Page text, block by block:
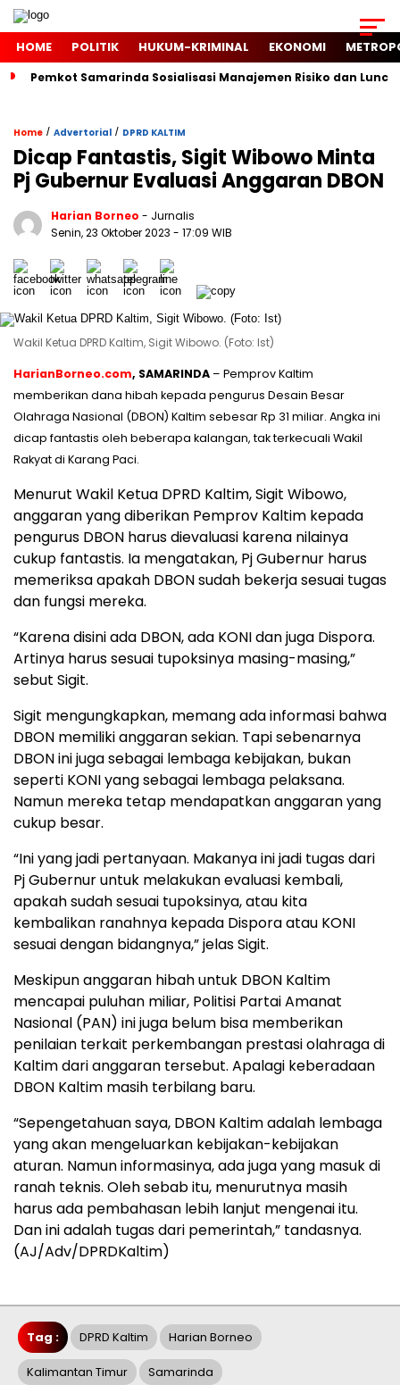
HOME POLITIK HUKUM-KRIMINAL EKONOMI
Pemkot Samarinda Sosialisasi Manajemen Risiko dan
Home / Advertorial / DPRD KALTIM
Dicap Fantastis, Sigit Wibowo Minta
Pj Gubernur Evaluasi Anggaran DBON
Harian Borneo - Jurnalis
Senin, 23 Oktober 2023 - 17:09 WIB
Wakil Ketua DPRD Kaltim, Sigit Wibowo. (Foto: Ist)
HarianBorneo.com, SAMARINDA – Pemprov Kaltim
memberikan dana hibah kepada pengurus Desain Besar
Olahraga Nasional (DBON) Kaltim sebesar Rp 31 miliar. Angka ini
dicap fantastis oleh beberapa kalangan, tak terkecuali Wakil
Rakyat di Karang Paci.
Menurut Wakil Ketua DPRD Kaltim, Sigit Wibowo,
anggaran yang diberikan Pemprov Kaltim kepada
pengurus DBON harus dievaluasi karena nilainya
cukup fantastis. Ia mengatakan, Pj Gubernur harus
memeriksa apakah DBON sudah bekerja sesuai tugas
dan fungsi mereka.
“Karena disini ada DBON, ada KONI dan juga Dispora.
Artinya harus sesuai tupoksinya masing-masing,”
sebut Sigit.
Sigit mengungkapkan, memang ada informasi bahwa
DBON memiliki anggaran sekian. Tapi sebenarnya
DBON ini juga sebagai lembaga kebijakan, bukan
seperti KONI yang sebagai lembaga pelaksana.
Namun mereka tetap mendapatkan anggaran yang
cukup besar.
“Ini yang jadi pertanyaan. Makanya ini jadi tugas dari
Pj Gubernur untuk melakukan evaluasi kembali,
apakah sudah sesuai tupoksinya, atau kita
kembalikan ranahnya kepada Dispora atau KONI
sesuai dengan bidangnya,” jelas Sigit.
Meskipun anggaran hibah untuk DBON Kaltim
mencapai puluhan miliar, Politisi Partai Amanat
Nasional (PAN) ini juga belum bisa memberikan
penilaian terkait perkembangan prestasi olahraga di
Kaltim dari anggaran tersebut. Apalagi keberadaan
DBON Kaltim masih terbilang baru.
“Sepengetahuan saya, DBON Kaltim adalah lembaga
yang akan mengeluarkan kebijakan-kebijakan
aturan. Namun informasinya, ada juga yang masuk di
ranah teknis. Oleh sebab itu, menurutnya masih
harus ada pembahasan lebih lanjut mengenai itu.
Dan ini adalah tugas dari pemerintah,” tandasnya.
(AJ/Adv/DPRDKaltim)
Tag : DPRD Kaltim Harian Borneo
Kalimantan Timur Samarinda